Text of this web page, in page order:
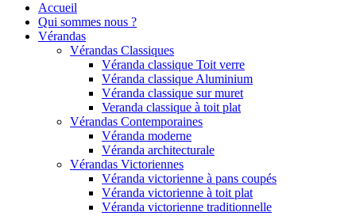
Accueil
Qui sommes nous ?
Vérandas
Vérandas Classiques
Véranda classique Toit verre
Véranda classique Aluminium
Véranda classique sur muret
Veranda classique à toit plat
Vérandas Contemporaines
Véranda moderne
Véranda architecturale
Vérandas Victoriennes
Véranda victorienne à pans coupés
Véranda victorienne à toit plat
Véranda victorienne traditionnelle